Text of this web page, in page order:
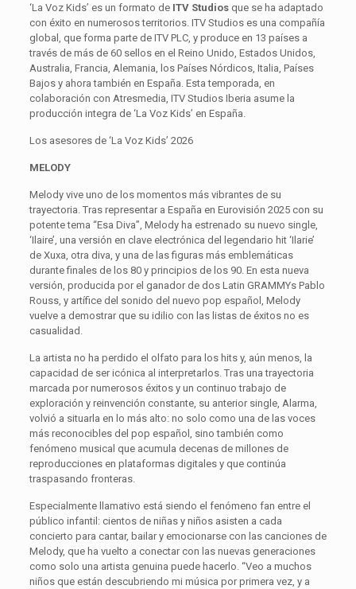
‘La Voz Kids’ es un formato de ITV Studiosque se ha adaptado
con éxito en numerosos territorios. ITV Studios es una compañía
global, que forma parte de ITV PLC, y produce en 13 países a
través de más de 60 sellos en el Reino Unido, Estados Unidos,
Australia, Francia, Alemania, los Países Nórdicos, Italia, Países
Bajos y ahora también en España. Esta temporada, en
colaboración con Atresmedia, ITV Studios Iberia asume la
producción integra de ‘La Voz Kids’ en España.
Los asesores de ‘La Voz Kids’ 2026
MELODY
Melody vive uno de los momentos más vibrantes de su
trayectoria. Tras representar a España en Eurovisión 2025 con su
potente tema “Esa Diva”, Melody ha estrenado su nuevo single,
‘Ilaire’, una versión en clave electrónica del legendario hit ‘Ilarie’
de Xuxa, otra diva, y una de las figuras más emblemáticas
durante finales de los 80 y principios de los 90. En esta nueva
versión, producida por el ganador de dos Latin GRAMMYs Pablo
Rouss, y artífice del sonido del nuevo pop español, Melody
vuelve a demostrar que su idilio con las listas de éxitos no es
casualidad.
La artista no ha perdido el olfato para los hits y, aún menos, la
capacidad de ser icónica al interpretarlos. Tras una trayectoria
marcada por numerosos éxitos y un continuo trabajo de
exploración y reinvención constante, su anterior single, Alarma,
volvió a situarla en lo más alto: no solo como una de las voces
más reconocibles del pop español, sino también como
fenómeno musical que acumula decenas de millones de
reproducciones en plataformas digitales y que continúa
traspasando fronteras.
Especialmente llamativo está siendo el fenómeno fan entre el
público infantil: cientos de niñas y niños asisten a cada
concierto para cantar, bailar y emocionarse con las canciones de
Melody, que ha vuelto a conectar con las nuevas generaciones
como solo una artista genuina puede hacerlo. “Veo a muchos
niños que están descubriendo mi música por primera vez, y a